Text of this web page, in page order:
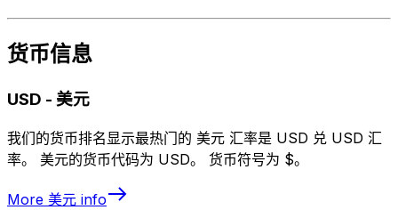
货币信息
USD - 美元
我们的货币排名显示最热门的 美元 汇率是 USD 兑 USD 汇
率。 美元的货币代码为 USD。 货币符号为 $。
More 美元 info